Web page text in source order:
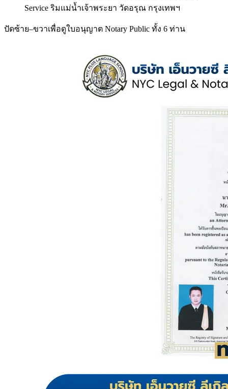
Service ริมแม่น้ำเจ้าพระยา วัดอรุณ กรุงเทพฯ
ปัดซ้าย–ขวาเพื่อดูใบอนุญาต Notary Public ทั้ง 6 ท่าน